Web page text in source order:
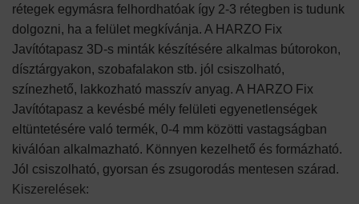
rétegek egymásra felhordhatóak így 2-3 rétegben is tudunk
dolgozni, ha a felület megkívánja. A HARZO Fix
Javítótapasz 3D-s minták készítésére alkalmas bútorokon,
dísztárgyakon, szobafalakon stb. jól csiszolható,
színezhető, lakkozható masszív anyag. A HARZO Fix
Javítótapasz a kevésbé mély felületi egyenetlenségek
eltüntetésére való termék, 0-4 mm közötti vastagságban
kiválóan alkalmazható. Könnyen kezelhető és formázható.
Jól csiszolható, gyorsan és zsugorodás mentesen szárad.
Kiszerelések: